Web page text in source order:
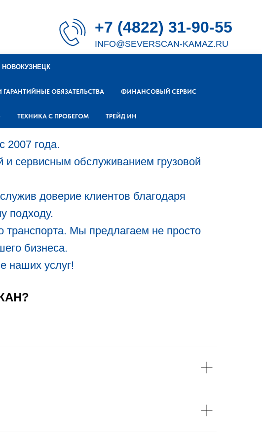
+7 (4822) 31-90-55
INFO@SEVERSCAN-KAMAZ.RU
НОВОКУЗНЕЦК
ГАРАНТИЙНЫЕ ОБЯЗАТЕЛЬСТВА ФИНАНСОВЫЙ СЕРВИС
ТЕХНИКА С ПРОБЕГОМ ТРЕЙД ИН
2007 года.
сервисным обслуживанием грузовой
доверие клиентов благодаря
подходу.
Мы предлагаем не просто
бизнеса.
наших услуг!